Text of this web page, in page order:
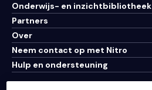
Onderwijs- en inzichtbibliotheek
Partners
Over
Neem contact op met Nitro
Hulp en ondersteuning